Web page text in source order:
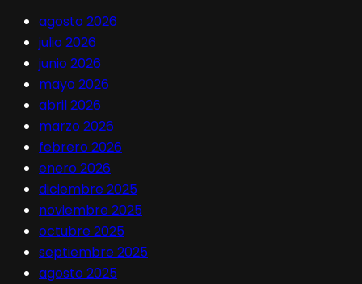
agosto 2026
julio 2026
junio 2026
mayo 2026
abril 2026
marzo 2026
febrero 2026
enero 2026
diciembre 2025
noviembre 2025
octubre 2025
septiembre 2025
agosto 2025